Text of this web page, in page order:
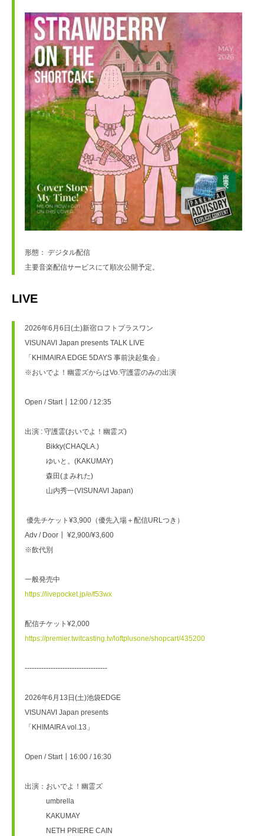
形態： デジタル配信
主要音楽配信サービスにて順次公開予定。
LIVE
2026年6月6日(土)新宿ロフトプラスワン
VISUNAVI Japan presents TALK LIVE
「KHIMAIRA EDGE 5DAYS 事前決起集会」
※おいでよ！幽霊ズからはVo.守護霊のみの出演
Open / Start┃12:00 / 12:35
出演 : 守護霊(おいでよ！幽霊ズ)
Bikky(CHAQLA.)
ゆいと。(KAKUMAY)
森田(まみれた)
山内秀一(VISUNAVI Japan)
優先チケット¥3,900（優先入場＋配信URLつき）
Adv / Door┃ ¥2,900/¥3,600
※飲代別
一般発売中
https://livepocket.jp/e/f53wx
配信チケット¥2,000
https://premier.twitcasting.tv/loftplusone/shopcart/435200
-----------------------------------
2026年6月13日(土)池袋EDGE
VISUNAVI Japan presents
「KHIMAIRA vol.13」
Open / Start┃16:00 / 16:30
出演：おいでよ！幽霊ズ
umbrella
KAKUMAY
NETH PRIERE CAIN